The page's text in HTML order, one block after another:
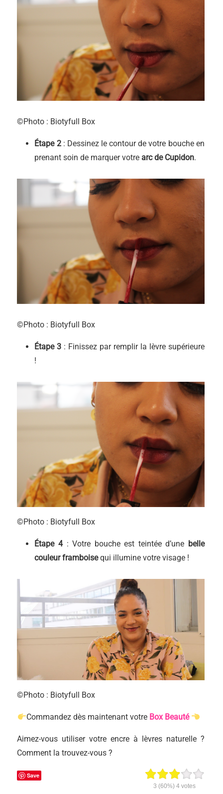
©Photo : Biotyfull Box
Étape 2 : Dessinez le contour de votre bouche en
prenant soin de marquer votre arc de Cupidon.
©Photo : Biotyfull Box
Étape 3 : Finissez par remplir la lèvre supérieure
!
©Photo : Biotyfull Box
Étape 4: Votre bouche est teintée d’une belle
couleur framboisequi illumine votre visage !
©Photo : Biotyfull Box
Commandez dès maintenant votre Box Beauté
Aimez-vous utiliser votre encre à lèvres naturelle ?
Comment la trouvez-vous ?
3 (60%)4 votes
Save